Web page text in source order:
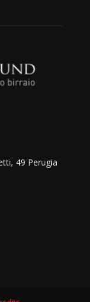
49 Perugia